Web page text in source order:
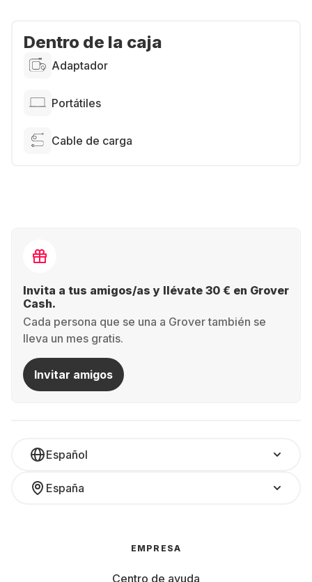
Dentro de la caja
Adaptador
Portátiles
Cable de carga
Invita a tus amigos/as y llévate 30 € en Grover
Cash.
Cada persona que se una a Grover también se
lleva un mes gratis.
Invitar amigos
Español
España
EMPRESA
Centro de ayuda